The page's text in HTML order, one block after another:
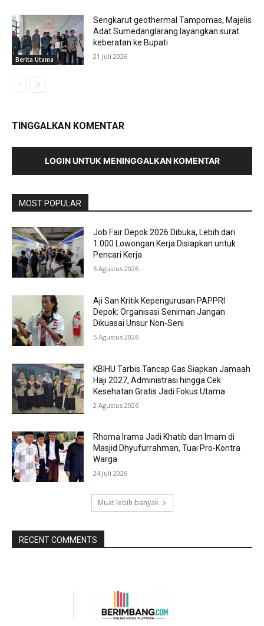
Berita Utama
Sengkarut geothermal Tampomas, Majelis
Adat Sumedanglarang layangkan surat
keberatan ke Bupati
21 Juli 2026
TINGGALKAN KOMENTAR
LOGIN UNTUK MENINGGALKAN KOMENTAR
MOST POPULAR
Job Fair Depok 2026 Dibuka, Lebih dari
1.000 Lowongan Kerja Disiapkan untuk
Pencari Kerja
6 Agustus 2026
Aji San Kritik Kepengurusan PAPPRI
Depok: Organisasi Seniman Jangan
Dikuasai Unsur Non-Seni
5 Agustus 2026
KBIHU Tarbis Tancap Gas Siapkan Jamaah
Haji 2027, Administrasi hingga Cek
Kesehatan Gratis Jadi Fokus Utama
2 Agustus 2026
Rhoma Irama Jadi Khatib dan Imam di
Masjid Dhyufurrahman, Tuai Pro-Kontra
Warga
24 Juli 2026
Muat lebih banyak
RECENT COMMENTS